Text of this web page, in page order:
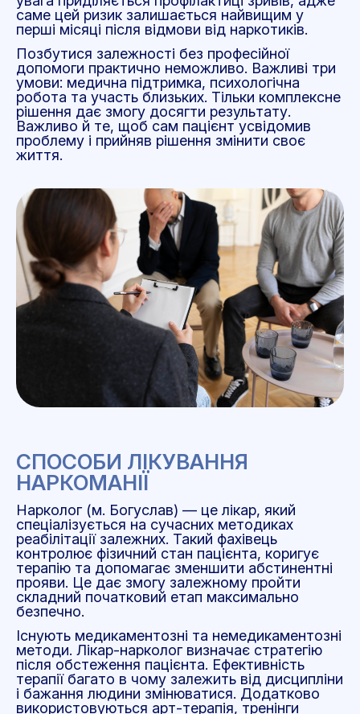
саме цей ризик залишається найвищим у
перші місяці після відмови від наркотиків.
Позбутися залежності без професійної
допомоги практично неможливо. Важливі три
умови: медична підтримка, психологічна
робота та участь близьких. Тільки комплексне
рішення дає змогу досягти результату.
Важливо й те, щоб сам пацієнт усвідомив
проблему і прийняв рішення змінити своє
життя.
СПОСОБИ ЛІКУВАННЯ
НАРКОМАНІЇ
Нарколог (м. Богуслав) — це лікар, який
спеціалізується на сучасних методиках
реабілітації залежних. Такий фахівець
контролює фізичний стан пацієнта, коригує
терапію та допомагає зменшити абстинентні
прояви. Це дає змогу залежному пройти
складний початковий етап максимально
безпечно.
Існують медикаментозні та немедикаментозні
методи. Лікар-нарколог визначає стратегію
після обстеження пацієнта. Ефективність
терапії багато в чому залежить від дисципліни
і бажання людини змінюватися. Додатково
використовуються арт-терапія, тренінги